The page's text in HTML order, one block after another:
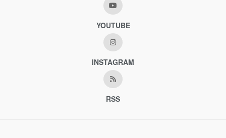
YOUTUBE
INSTAGRAM
RSS